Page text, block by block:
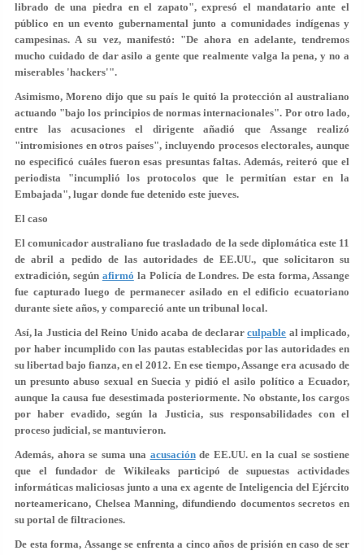
librado de una piedra en el zapato", expresó el mandatario ante el
público en un evento gubernamental junto a comunidades indígenas y
campesinas. A su vez, manifestó: "De ahora en adelante, tendremos
mucho cuidado de dar asilo agente que realmente valga la pena, y no a
miserables 'hackers'".
Asimismo, Moreno dijo que su país le quitó la protección al australiano
actuando "bajo los principios de normas internacionales". Por otro lado,
entre las acusaciones el dirigente añadió que Assange realizó
"intromisiones en otros países", incluyendo procesos electorales, aunque
no especificó cuáles fueron esas presuntas faltas. Además, reiteró que el
periodista "incumplió los protocolos que le permitían estar en la
Embajada", lugar donde fue detenido este jueves.
El caso
El comunicador australiano fue trasladado de la sede diplomática este 11
de abril a pedido de las autoridades de EE.UU., que solicitaron su
extradición, según afirmó la Policía de Londres. De esta forma, Assange
fue capturado luego de permanecer asilado en el edificio ecuatoriano
durante siete años, y compareció ante un tribunal local.
Así, la Justicia del Reino Unido acaba de declararculpable al implicado,
por haber incumplido con las pautas establecidas por las autoridades en
su libertad bajo fianza, en el 2012. En ese tiempo, Assange era acusado de
un presunto abuso sexual en Sueciay pidió el asilo político a Ecuador,
aunque la causa fue desestimada posteriormente. No obstante, los cargos
por haber evadido, según la Justicia, sus responsabilidades con el
proceso judicial, se mantuvieron.
Además, ahora se suma una acusaciónde EE.UU. en la cual se sostiene
que el fundador de Wikileaks participó de supuestas actividades
informáticas maliciosas junto a una ex agente de Inteligencia del Ejército
norteamericano, Chelsea Manning, difundiendo documentos secretosen
su portal de filtraciones.
De esta forma, Assange se enfrenta a cinco años de prisión en caso de ser